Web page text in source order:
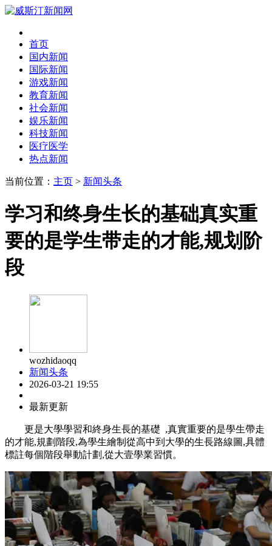
首页
国内新闻
国际新闻
游戏新闻
教育新闻
社会新闻
娱乐新闻
科技新闻
医疗医学
热点新闻
当前位置： 主页 > 新闻头条
学习和终身生长的基础真实重
要的是学生带走的才能,规划阶
段
wozhidaoqq
新闻头条
2026-03-21 19:55
最新更新
更是大學學習和終身生長的基礎  ,真實重要的是學生帶走
的才能,規劃階段,為學生繪制從高中到大學的生長路線圖,具體
標註每個階段舉動計劃,從大壹學業習慣。